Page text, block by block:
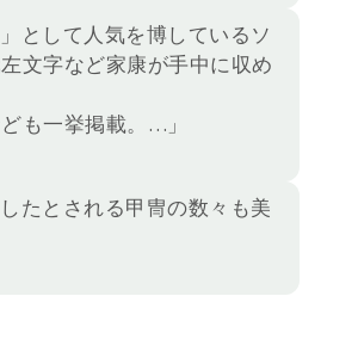
として人気を博しているソ
文字など家康が手中に収め
も一挙掲載。…」
たとされる甲冑の数々も美